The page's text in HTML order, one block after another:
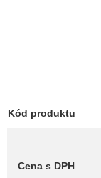
Kód produktu
Cena s DPH